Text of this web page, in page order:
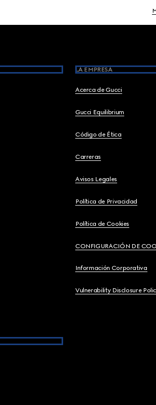
LA EMPRESA
Acerca de Gucci
Gucci Equilibrium
Código de Ética
Carreras
Avisos Legales
Política de Privacidad
Política de Cookies
CONFIGURACIÓN DE
Información Corporativa
Vulnerability Disclosure